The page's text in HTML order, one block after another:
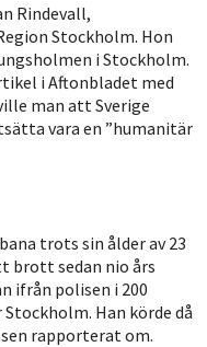
Rindevall,
Stockholm. Hon
i Stockholm.
i Aftonbladet med
man att Sverige
vara en ”humanitär
trots sin ålder av 23
brott sedan nio års
ifrån polisen i 200
Han körde då
rapporterat om.